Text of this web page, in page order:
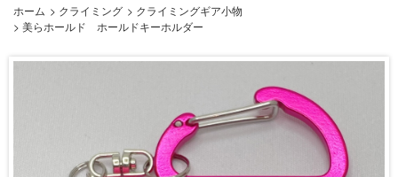
ホーム > クライミング > クライミングギア小物
> 美らホールド ホールドキーホルダー